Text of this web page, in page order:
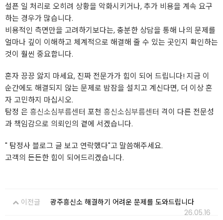
설픈 일 처리로 오히려 상황을 악화시키거나, 추가 비용을 계속 요구
하는 경우가 많습니다.
비용적인 측면만을 고려하기보다는, 충분한 상담을 통해 나의 문제를
얼마나 깊이 이해하고 체계적으로 해결해 줄 수 있는 곳인지 확인하는
것이 훨씬 중요합니다.
혼자 끙끙 앓지 마세요, 진짜 전문가가 힘이 되어 드립니다! 지금 이
순간에도 해결되지 않는 문제로 밤잠을 설치고 계신다면, 더 이상 혼
자 고민하지 마십시오.
탐정 은 흥신소심부름센터 포천 흥신소심부름센터 격이 다른 전문성
과 책임감으로 의뢰인의 곁에 서겠습니다.
" 탐정사 블로그 글 보고 연락했다"고 말씀해주세요.
고객의 든든한 힘이 되어드리겠습니다.
이전글
광주흥신소 해결하기 어려운 문제를 도와드립니다
26.05.16